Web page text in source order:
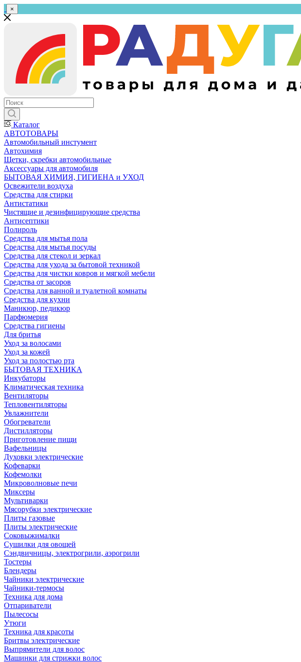
×
Каталог
АВТОТОВАРЫ
Автомобильный инстумент
Автохимия
Щетки, скребки автомобильные
Аксессуары для автомобиля
БЫТОВАЯ ХИМИЯ, ГИГИЕНА и УХОД
Освежители воздуха
Средства для стирки
Антистатики
Чистящие и дезинфицирующие средства
Антисептики
Полироль
Средства для мытья пола
Средства для мытья посуды
Средства для стекол и зеркал
Средства для ухода за бытовой техникой
Средства для чистки ковров и мягкой мебели
Средства от засоров
Средства для ванной и туалетной комнаты
Средства для кухни
Маникюр, педикюр
Парфюмерия
Средства гигиены
Для бритья
Уход за волосами
Уход за кожей
Уход за полостью рта
БЫТОВАЯ ТЕХНИКА
Инкубаторы
Климатическая техника
Вентиляторы
Тепловентиляторы
Увлажнители
Обогреватели
Дистилляторы
Приготовление пищи
Вафельницы
Духовки электрические
Кофеварки
Кофемолки
Микроволновые печи
Миксеры
Мультиварки
Мясорубки электрические
Плиты газовые
Плиты электрические
Соковыжималки
Сушилки для овощей
Сэндвичницы, электрогрили, аэрогрили
Тостеры
Блендеры
Чайники электрические
Чайники-термосы
Техника для дома
Отпариватели
Пылесосы
Утюги
Техника для красоты
Бритвы электрические
Выпрямители для волос
Машинки для стрижки волос